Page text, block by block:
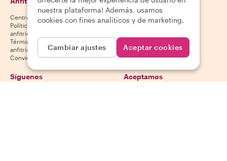
Centro de ayuda para anfitriones
Política de cancelación para
anfitriones
Términos y condiciones para
anfitriones
Conviértete en anfitrión
App Store
Google Play Store
Síguenos Aceptamos
nuestra plataforma! Además, usamos
cookies con fines analíticos y de marketing.
Cambiar ajustes Aceptar cookies